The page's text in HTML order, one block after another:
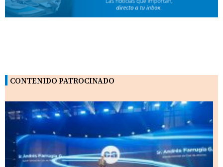
CONTENIDO PATROCINADO